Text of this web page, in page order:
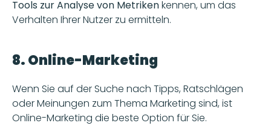
Tools zur Analyse von Metriken kennen, um das
Verhalten Ihrer Nutzer zu ermitteln.
8. Online-Marketing
Wenn Sie auf der Suche nach Tipps, Ratschlägen
oder Meinungen zum Thema Marketing sind, ist
Online-Marketing die beste Option für Sie.